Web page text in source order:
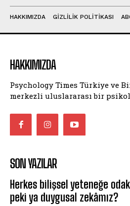
HAKKIMIZDA GIZLILIK POLITIKASI
HAKKIMIZDA
Psychology Times Türkiye ve
merkezli uluslararası bir
SON YAZILAR
Herkes bilişsel yeteneğe
peki ya duygusal zekâmız?